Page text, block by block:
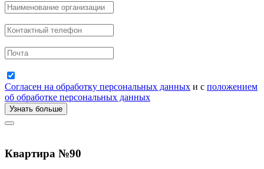
Согласен на обработку персональных данных и с положением
об обработке персональных данных
Узнать больше
Квартира №90